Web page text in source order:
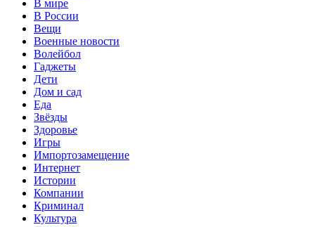
В мире
В России
Вещи
Военные новости
Волейбол
Гаджеты
Дети
Дом и сад
Еда
Звёзды
Здоровье
Игры
Импортозамещение
Интернет
Истории
Компании
Криминал
Культура